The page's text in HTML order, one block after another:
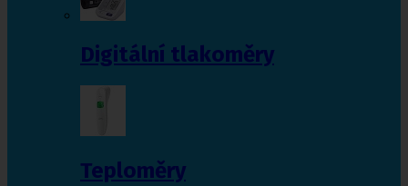
Digitální tlakoměry
Teploměry